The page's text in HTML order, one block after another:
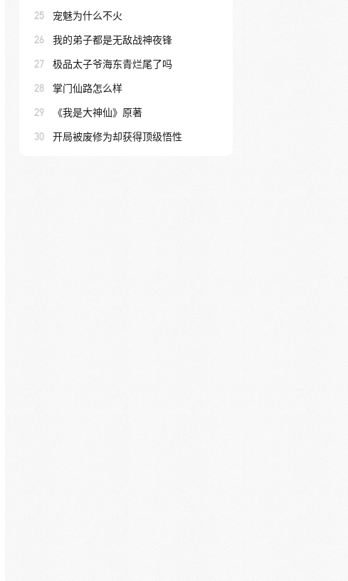
25 宠魅为什么不火
26 我的弟子都是无敌战神夜锋
27 极品太子爷海东青烂尾了吗
28 掌门仙路怎么样
29 《我是大神仙》原著
30 开局被废修为却获得顶级悟性